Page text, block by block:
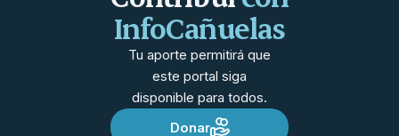
InfoCañuelas
Tu aporte permitirá que
este portal siga
disponible para todos.
Donar